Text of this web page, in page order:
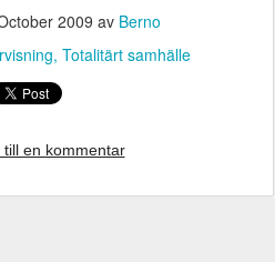
2009 av Berno
Totalitärt samhälle
till en kommentar